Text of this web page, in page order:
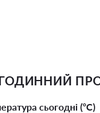
сьогодні (°С)